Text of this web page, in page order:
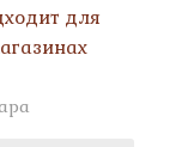
для